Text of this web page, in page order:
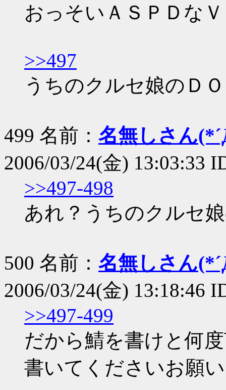
おっそいＡＳＰＤな
>>497
うちのクルセ娘のＤ
499 名前： 名無しさん
2006/03/24(金) 13:03:33
>>497-498
あれ？うちのクルセ
500 名前： 名無しさん
2006/03/24(金) 13:18:46
>>497-499
だから鯖を書けと何
書いてくださいお願